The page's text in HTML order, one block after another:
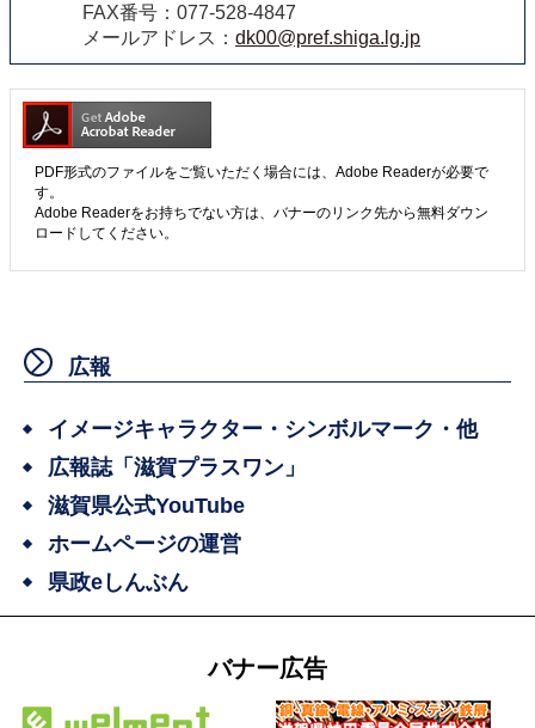
FAX番号：077-528-4847
メールアドレス： dk00@pref.shiga.lg.jp
PDF形式のファイルをご覧いただく場合には、Adobe Readerが必要で
す。
Adobe Readerをお持ちでない方は、バナーのリンク先から無料ダウン
ロードしてください。
広報
イメージキャラクター・シンボルマーク・他
広報誌「滋賀プラスワン」
滋賀県公式YouTube
ホームページの運営
県政eしんぶん
バナー広告